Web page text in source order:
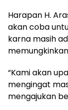
Harapan H.
akan coba
karna masih
“Kami akan
mengingat
mengajukan